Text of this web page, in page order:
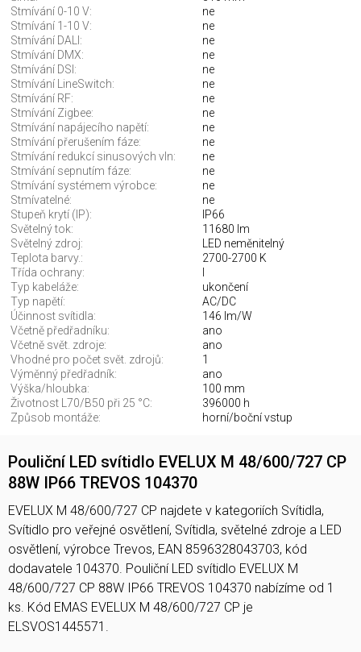
Stmívání 0-10 V:
ne
Stmívání 1-10 V:
ne
Stmívání DALI:
ne
Stmívání DMX:
ne
Stmívání DSI:
ne
Stmívání LineSwitch:
ne
Stmívání RF:
ne
Stmívání Zigbee:
ne
Stmívání napájecího napětí:
ne
Stmívání přerušením fáze:
ne
Stmívání redukcí sinusových vln:
ne
Stmívání sepnutím fáze:
ne
Stmívání systémem výrobce:
ne
Stmívatelné:
ne
Stupeň krytí (IP):
IP66
Světelný tok:
11680 lm
Světelný zdroj:
LED neměnitelný
Teplota barvy.:
2700-2700 K
Třída ochrany:
Typ kabeláže:
ukončení
Typ napětí:
AC/DC
Účinnost svítidla:
146 lm/W
Včetně předřadníku:
ano
Včetně svět. zdroje:
ano
Vhodné pro počet svět. zdrojů:
1
Výměnný předřadník:
ano
Výška/hloubka:
100 mm
Životnost L70/B50 při 25 °C:
396000 h
Způsob montáže:
horní/boční vstup
Pouliční LED svítidlo EVELUX M 48/600/727 CP
88W IP66 TREVOS 104370
EVELUX M 48/600/727 CP najdete v kategoriích Svítidla,
Svítidlo pro veřejné osvětlení, Svítidla, světelné zdroje a LED
osvětlení, výrobce Trevos, EAN 8596328043703, kód
dodavatele 104370. Pouliční LED svítidlo EVELUX M
48/600/727 CP 88W IP66 TREVOS 104370 nabízíme od 1
ks. Kód EMAS EVELUX M 48/600/727 CP je
ELSVOS1445571.